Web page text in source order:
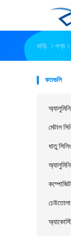
বাড়ি পণ্য
কতগুলি
মেটাল
ধাতু
ঢেউতোলা